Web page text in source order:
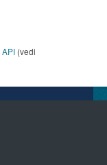
API (vedi